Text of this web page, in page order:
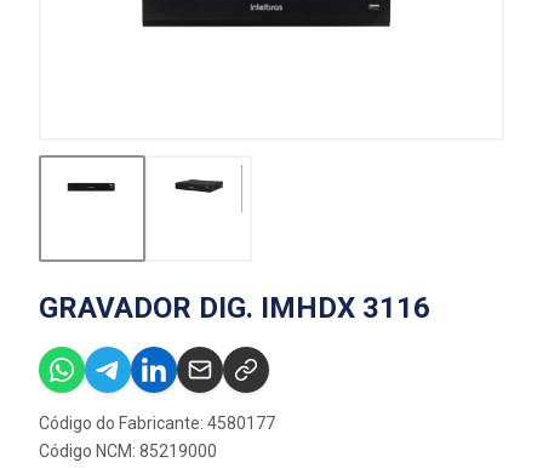
GRAVADOR DIG. IMHDX 3116
Código do Fabricante: 4580177
Código NCM: 85219000